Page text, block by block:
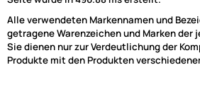
Alle verwendeten Markennamen und
getragene Warenzeichen und Marken der
Sie dienen nur zur Verdeutlichung der
Produkte mit den Produkten